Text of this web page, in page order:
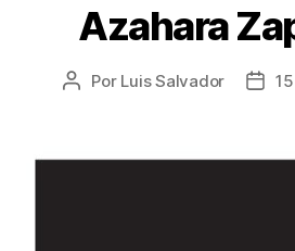
Azahara
Por Luis Salvador